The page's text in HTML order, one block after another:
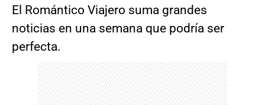
El Romántico Viajero suma grandes
noticias en una semana que podría ser
perfecta.